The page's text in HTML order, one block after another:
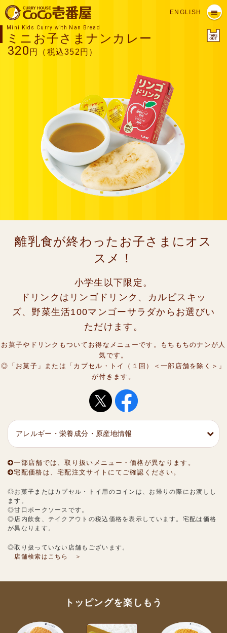
ENGLISH
Mini Kids Curry with Nan Bread
ミニお子さまナンカレー
320 円（税込352円）
離乳食が終わったお子さまにオス
スメ！
小学生以下限定。
ドリンクはリンゴドリンク、カルピスキッ
ズ、野菜生活100マンゴーサラダからお選びい
ただけます。
お菓子やドリンクもついてお得なメニューです。もちもちのナンが人
気です。
◎「お菓子」または「カプセル・トイ（１回）＜一部店舗を除く＞」
が付きます。
アレルギー・栄養成分・原産地情報
一部店舗では、取り扱いメニュー・価格が異なります。
宅配価格は、宅配注文サイトにてご確認ください。
◎お菓子またはカプセル・トイ用のコインは、お帰りの際にお渡しし
ます。
◎甘口ポークソースです。
◎店内飲食、テイクアウトの税込価格を表示しています。宅配は価格
が異なります。
◎取り扱っていない店舗もございます。
店舗検索はこちら ＞
トッピングを楽しもう